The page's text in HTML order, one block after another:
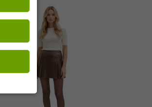
Deine
Seiten mit